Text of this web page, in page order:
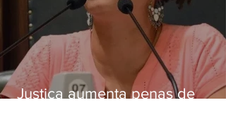
Justiça aumenta penas de